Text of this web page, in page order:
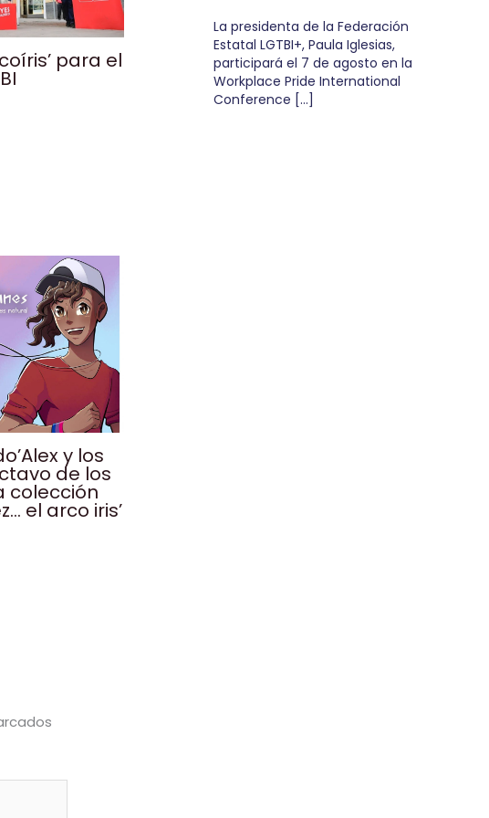
para el
y los
de los
colección
el arco iris’
La presidenta de la Federación
Estatal LGTBI+, Paula Iglesias,
participará el 7 de agosto en la
Workplace Pride International
Conference […]